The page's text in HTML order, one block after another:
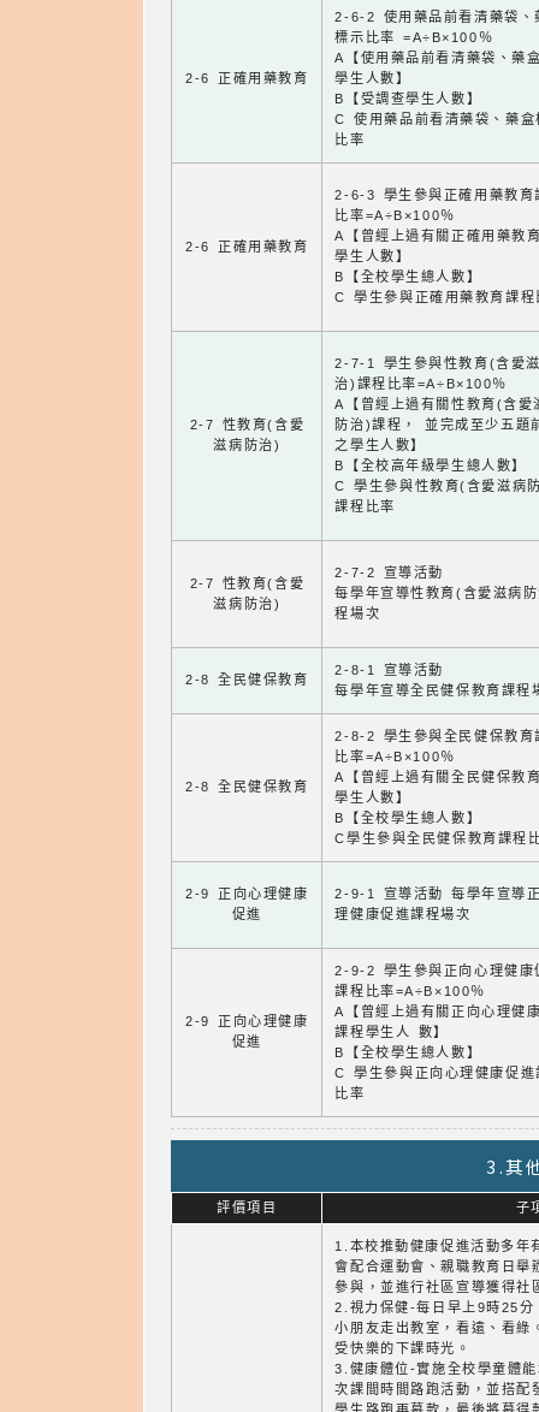
2-6 正確用藥教育
2-6-2 使用藥品前看清藥袋、
標示比率 =A÷B×100％
A【使用藥品前看清藥袋、藥
學生人數】
B【受調查學生人數】
C 使用藥品前看清藥袋、藥盒
比率
2-6 正確用藥教育
2-6-3 學生參與正確用藥教育
比率=A÷B×100％
A【曾經上過有關正確用藥教
學生人數】
B【全校學生總人數】
C 學生參與正確用藥教育課程
2-7 性教育(含愛
滋病防治)
2-7-1 學生參與性教育(含愛
治)課程比率=A÷B×100％
A【曾經上過有關性教育(含愛
防治)課程， 並完成至少五題
之學生人數】
B【全校高年級學生總人數】
C 學生參與性教育(含愛滋病
課程比率
2-7 性教育(含愛
滋病防治)
2-7-2 宣導活動
每學年宣導性教育(含愛滋病
程場次
2-8 全民健保教育
2-8-1 宣導活動
每學年宣導全民健保教育課程
2-8 全民健保教育
2-8-2 學生參與全民健保教育
比率=A÷B×100％
A【曾經上過有關全民健保教
學生人數】
B【全校學生總人數】
C學生參與全民健保教育課程
2-9 正向心理健康
促進
2-9-1 宣導活動 每學年宣導
理健康促進課程場次
2-9 正向心理健康
促進
2-9-2 學生參與正向心理健康
課程比率=A÷B×100％
A【曾經上過有關正向心理健
課程學生人 數】
B【全校學生總人數】
C 學生參與正向心理健康促進
比率
3.其
評價項目 子
1.本校推動健康促進活動多年
會配合運動會、親職教育日舉
參與，並進行社區宣導獲得社
2.視力保健-每日早上9時25分
小朋友走出教室，看遠、看綠
受快樂的下課時光。
3.健康體位-實施全校學童體
次課間時間路跑活動，並搭配